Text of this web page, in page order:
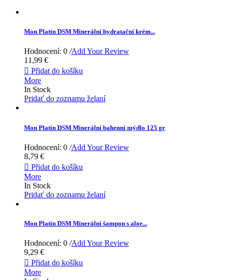
Mon Platin DSM Minerální hydratační krém...
Hodnocení: 0 /Add Your Review
11,99 €
 Přidat do košíku
More
In Stock
Pridať do zoznamu želaní
Mon Platin DSM Minerální bahenní mýdlo 125 gr
Hodnocení: 0 /Add Your Review
8,79 €
 Přidat do košíku
More
In Stock
Pridať do zoznamu želaní
Mon Platin DSM Minerální šampon s aloe...
Hodnocení: 0 /Add Your Review
9,29 €
 Přidat do košíku
More